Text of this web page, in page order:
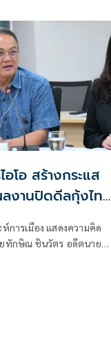
โอ สร้างกระแส
งานปิดดีลกุ้งไทย
การเมือง แสดงความคิด
ทักษิณ ชินวัตร อดีตนายก